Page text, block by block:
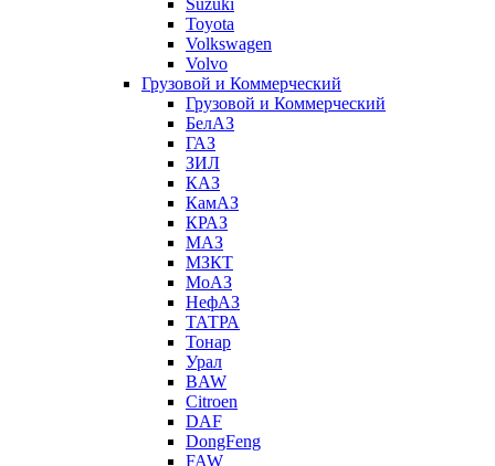
Suzuki
Toyota
Volkswagen
Volvo
Грузовой и Коммерческий
Грузовой и Коммерческий
БелАЗ
ГАЗ
ЗИЛ
КАЗ
КамАЗ
КРАЗ
МАЗ
МЗКТ
МоАЗ
НефАЗ
ТАТРА
Тонар
Урал
BAW
Citroen
DAF
DongFeng
FAW